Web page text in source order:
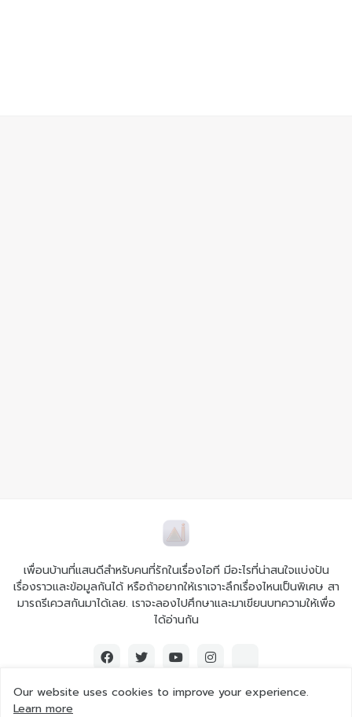
เพื่อนบ้านที่แสนดีสำหรับคนที่รักในเรื่องไอที มีอะไรที่น่าสนใจแบ่งปัน
เรื่องราวและข้อมูลกันได้ หรือถ้าอยากให้เราเจาะลึกเรื่องไหนเป็นพิเศษ สา
มารถรีเควสกันมาได้เลย. เราจะลองไปศึกษาและมาเขียนบทความให้เพื่อ
ได้อ่านกัน
Our website uses cookies to improve your experience.
Learn more